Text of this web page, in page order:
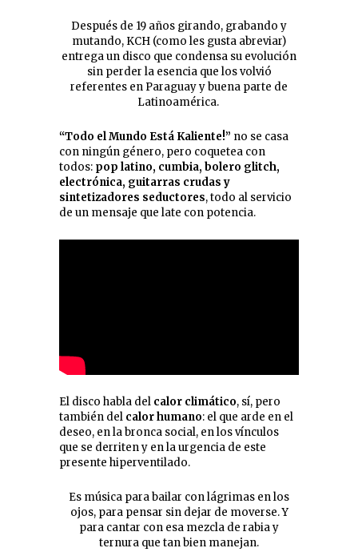
Después de 19 años girando, grabando y
mutando, KCH (como les gusta abreviar)
entrega un disco que condensa su evolución
sin perder la esencia que los volvió
referentes en Paraguay y buena parte de
Latinoamérica.
“Todo el Mundo Está Kaliente!” no se casa
con ningún género, pero coquetea con
todos: pop latino, cumbia, bolero glitch,
electrónica, guitarras crudas y
sintetizadores seductores, todo al servicio
de un mensaje que late con potencia.
El disco habla del calor climático, sí, pero
también del calor humano: el que arde en el
deseo, en la bronca social, en los vínculos
que se derriten y en la urgencia de este
presente hiperventilado.
Es música para bailar con lágrimas en los
ojos, para pensar sin dejar de moverse. Y
para cantar con esa mezcla de rabia y
ternura que tan bien manejan.